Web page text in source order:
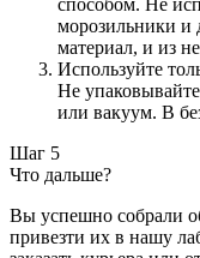
способом. Не
морозильники и
материал, и из
Используйте
Не
или вакуум. В
Шаг 5
Что дальше?
Вы успешно собрали
привезти их в нашу